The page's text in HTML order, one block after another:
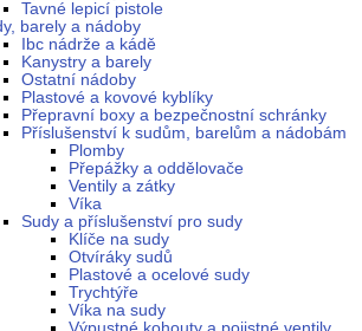
Tavné lepicí pistole
barely a nádoby
Ibc nádrže a kádě
Kanystry a barely
Ostatní nádoby
Plastové a kovové kyblíky
Přepravní boxy a bezpečnostní schránky
Příslušenství k sudům, barelům a nádobám
Plomby
Přepážky a oddělovače
Ventily a zátky
Víka
Sudy a příslušenství pro sudy
Klíče na sudy
Otvíráky sudů
Plastové a ocelové sudy
Trychtýře
Víka na sudy